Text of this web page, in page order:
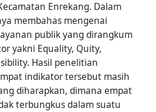
Enrekang. Dalam
membahas mengenai
publik yang dirangkum
yakni Equality, Quity,
Hasil penelitian
indikator tersebut masih
diharapkan, dimana empat
terbungkus dalam suatu